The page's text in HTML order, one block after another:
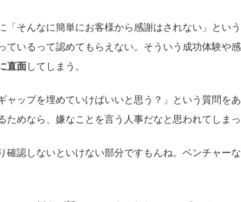
「そんなに簡単にお客様から感謝はされない」とい
ているって認めてもらえない。そういう成功体験や
直面してしまう。
ャップを埋めていけばいいと思う？」という質問を
ためなら、嫌なことを言う人事だなと思われてしまっ
確認しないといけない部分ですもんね。ベンチャー